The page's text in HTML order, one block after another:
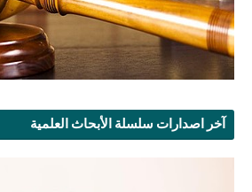
آخر اصدارات سلسلة الأبحاث العلمية